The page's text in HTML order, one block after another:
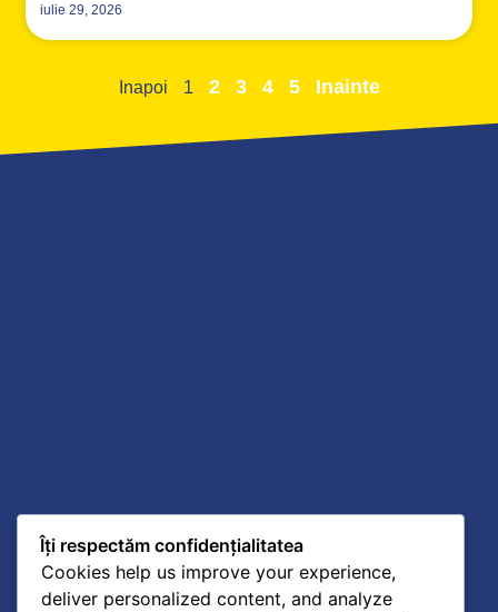
iulie 29, 2026
Inapoi 1 2 3 4 5 Inainte
Îți respectăm confidențialitatea
Cookies help us improve your experience,
deliver personalized content, and analyze